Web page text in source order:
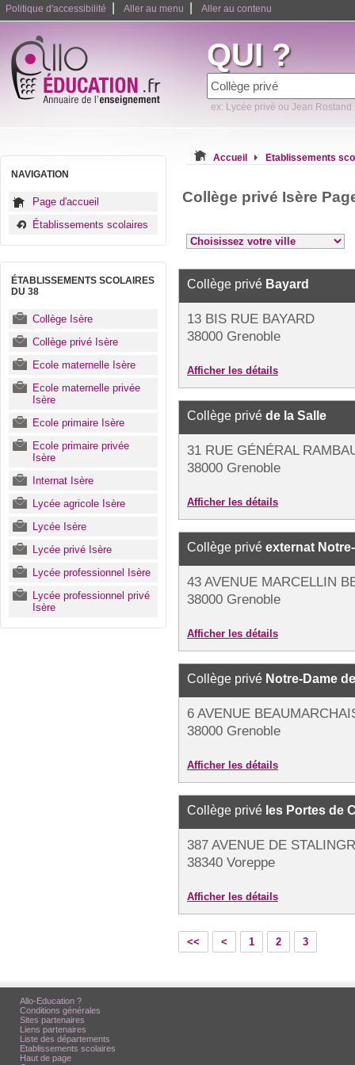
Politique d'accessibilité Aller au menu Aller au contenu
QUI ?
ex: Lycée privé ou Jean Rostand
NAVIGATION
Page d'accueil
Établissements scolaires
ÉTABLISSEMENTS SCOLAIRES
DU 38
Collège Isère
Collège privé Isère
Ecole maternelle Isère
Ecole maternelle privée
Isère
Ecole primaire Isère
Ecole primaire privée
Isère
Internat Isère
Lycée agricole Isère
Lycée Isère
Lycée privé Isère
Lycée professionnel Isère
Lycée professionnel privé
Isère
Accueil Etablissements
Collège privé Isère
Collège privé Bayard
13 BIS RUE BAYARD
38000 Grenoble
Afficher les détails
Collège privé de la Salle
31 RUE GÉNÉRAL
38000 Grenoble
Afficher les détails
Collège privé externat
43 AVENUE MARCELLIN
38000 Grenoble
Afficher les détails
Collège privé Notre-Dame
6 AVENUE
38000 Grenoble
Afficher les détails
Collège privé les Portes de
387 AVENUE DE
38340 Voreppe
Afficher les détails
<< < 1 2 3
Allo-Education ?
Conditions générales
Sites partenaires
Liens partenaires
Liste des départements
Etablissements scolaires
Haut de page